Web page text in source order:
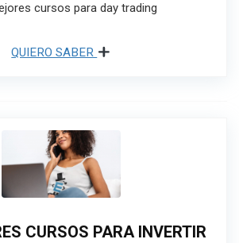
cursos para day trading
QUIERO SABER
CURSOS PARA INVERTIR